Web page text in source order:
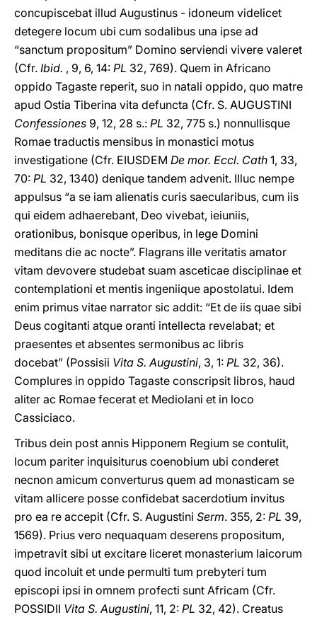
concupiscebat illud Augustinus - idoneum videlicet
detegere locum ubi cum sodalibus una ipse ad
“sanctum propositum” Domino serviendi vivere valeret
(Cfr. Ibid. , 9, 6, 14: PL 32, 769). Quem in Africano
oppido Tagaste reperit, suo in natali oppido, quo matre
apud Ostia Tiberina vita defuncta (Cfr. S. AUGUSTINI
Confessiones 9, 12, 28 s.: PL 32, 775 s.) nonnullisque
Romae traductis mensibus in monastici motus
investigatione (Cfr. EIUSDEM De mor. Eccl. Cath 1, 33,
70: PL 32, 1340) denique tandem advenit. Illuc nempe
appulsus “a se iam alienatis curis saecularibus, cum iis
qui eidem adhaerebant, Deo vivebat, ieiuniis,
orationibus, bonisque operibus, in lege Domini
meditans die ac nocte”. Flagrans ille veritatis amator
vitam devovere studebat suam asceticae disciplinae et
contemplationi et mentis ingeniique apostolatui. Idem
enim primus vitae narrator sic addit: “Et de iis quae sibi
Deus cogitanti atque oranti intellecta revelabat; et
praesentes et absentes sermonibus ac libris
docebat” (Possisii Vita S. Augustini, 3, 1: PL 32, 36).
Complures in oppido Tagaste conscripsit libros, haud
aliter ac Romae fecerat et Mediolani et in loco
Cassiciaco.
Tribus dein post annis Hipponem Regium se contulit,
locum pariter inquisiturus coenobium ubi conderet
necnon amicum converturus quem ad monasticam se
vitam allicere posse confidebat sacerdotium invitus
pro ea re accepit (Cfr. S. Augustini Serm. 355, 2: PL 39,
1569). Prius vero nequaquam deserens propositum,
impetravit sibi ut excitare liceret monasterium laicorum
quod incoluit et unde permulti tum prebyteri tum
episcopi ipsi in omnem profecti sunt Africam (Cfr.
POSSIDII Vita S. Augustini, 11, 2: PL 32, 42). Creatus